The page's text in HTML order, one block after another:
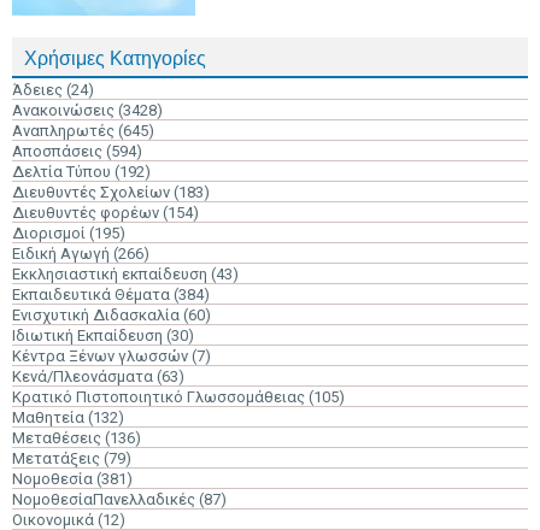
Χρήσιμες Κατηγορίες
Άδειες (24)
Ανακοινώσεις (3428)
Αναπληρωτές (645)
Αποσπάσεις (594)
Δελτία Τύπου (192)
Διευθυντές Σχολείων (183)
Διευθυντές φορέων (154)
Διορισμοί (195)
Ειδική Αγωγή (266)
Εκκλησιαστική εκπαίδευση (43)
Εκπαιδευτικά Θέματα (384)
Ενισχυτική Διδασκαλία (60)
Ιδιωτική Εκπαίδευση (30)
Κέντρα Ξένων γλωσσών (7)
Κενά/Πλεονάσματα (63)
Κρατικό Πιστοποιητικό Γλωσσομάθειας (105)
Μαθητεία (132)
Μεταθέσεις (136)
Μετατάξεις (79)
Νομοθεσία (381)
ΝομοθεσίαΠανελλαδικές (87)
Οικονομικά (12)